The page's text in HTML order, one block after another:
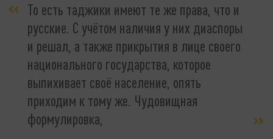
То есть таджики имеют те же права, что и
русские. С учётом наличия у них диаспоры
и решал, а также прикрытия в лице своего
национального государства, которое
выпихивает своё население, опять
приходим к тому же. Чудовищная
формулировка,